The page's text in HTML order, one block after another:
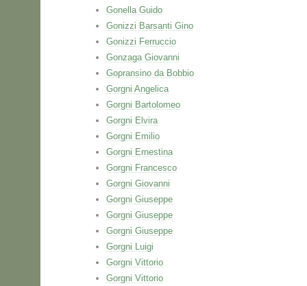
Gonella Guido
Gonizzi Barsanti Gino
Gonizzi Ferruccio
Gonzaga Giovanni
Gopransino da Bobbio
Gorgni Angelica
Gorgni Bartolomeo
Gorgni Elvira
Gorgni Emilio
Gorgni Ernestina
Gorgni Francesco
Gorgni Giovanni
Gorgni Giuseppe
Gorgni Giuseppe
Gorgni Giuseppe
Gorgni Luigi
Gorgni Vittorio
Gorgni Vittorio